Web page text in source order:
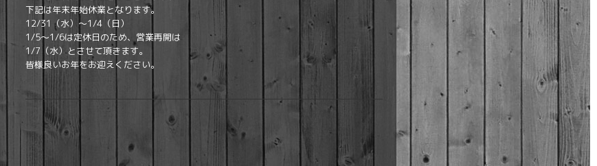
下記は年末年始休業となります。
12/31（水）～1/4（日）
1/5～1/6は定休日のため、営業再開は
1/7（水）とさせて頂きます。
皆様良いお年をお迎えください。